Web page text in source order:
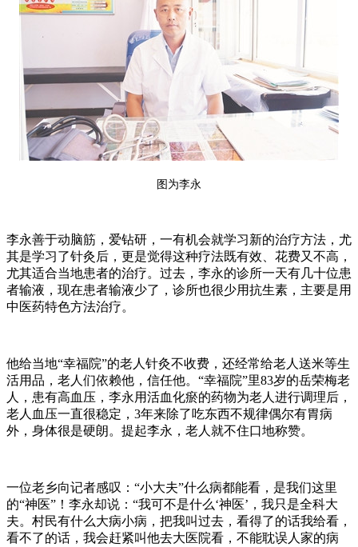
图为李永
李永善于动脑筋，爱钻研，一有机会就学习新的治疗方法，尤
其是学习了针灸后，更是觉得这种疗法既有效、花费又不高，
尤其适合当地患者的治疗。过去，李永的诊所一天有几十位患
者输液，现在患者输液少了，诊所也很少用抗生素，主要是用
中医药特色方法治疗。
他给当地“幸福院”的老人针灸不收费，还经常给老人送米等生
活用品，老人们依赖他，信任他。“幸福院”里83岁的岳荣梅老
人，患有高血压，李永用活血化瘀的药物为老人进行调理后，
老人血压一直很稳定，3年来除了吃东西不规律偶尔有胃病
外，身体很是硬朗。提起李永，老人就不住口地称赞。
一位老乡向记者感叹：“小大夫”什么病都能看，是我们这里
的“神医”！李永却说：“我可不是什么‘神医’，我只是全科大
夫。村民有什么大病小病，把我叫过去，看得了的话我给看，
看不了的话，我会赶紧叫他去大医院看，不能耽误人家的病